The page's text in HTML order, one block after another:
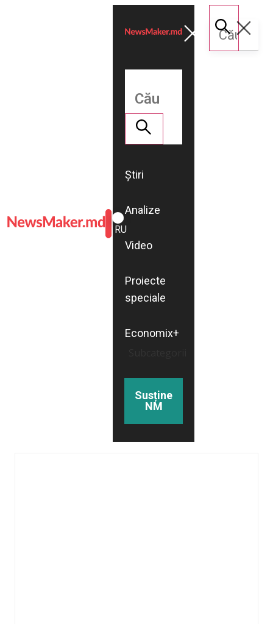
ROMÂNĂ
RU
Știri
Analize
Video
Proiecte
speciale
Economix+
Susține
NM